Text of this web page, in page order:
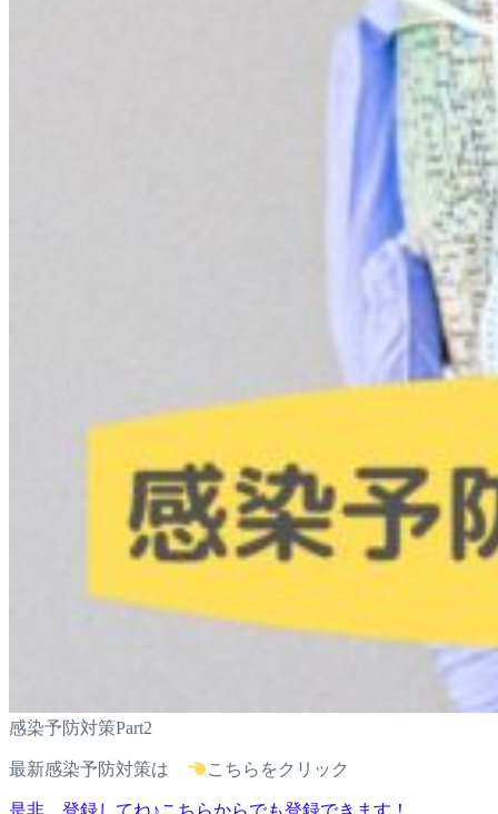
感染予防対策Part2
最新感染予防対策は こちらをクリック
是非、登録してね♪こちらからでも登録できます！